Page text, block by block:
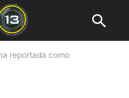
reportada como